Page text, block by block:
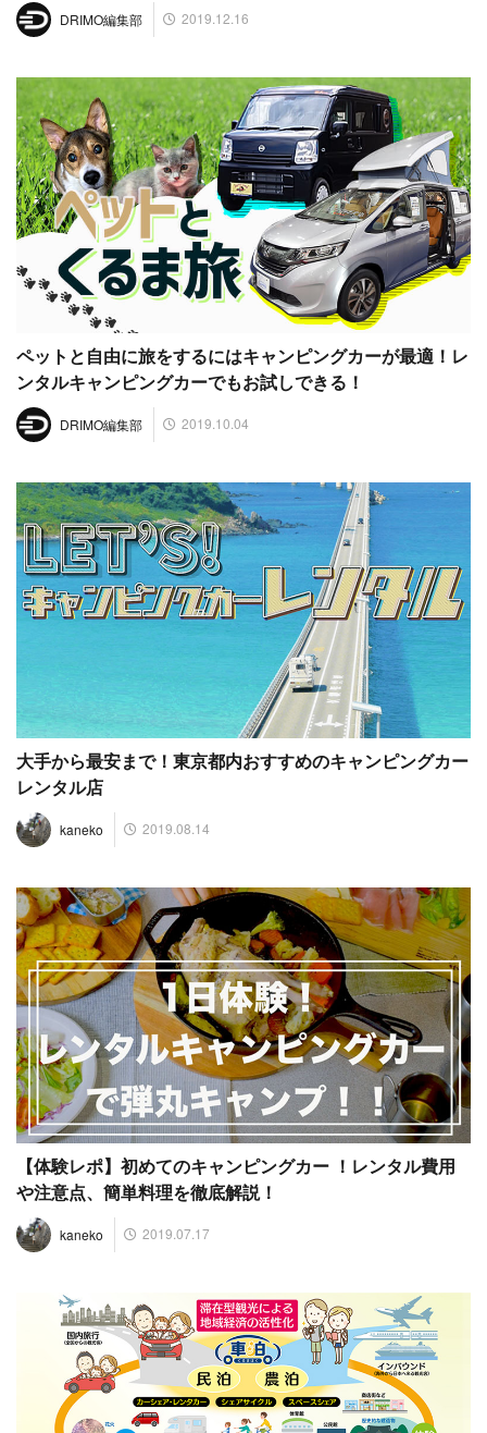
DRIMO編集部 2019.12.16
ペットと自由に旅をするにはキャンピングカーが最適！レ
ンタルキャンピングカーでもお試しできる！
DRIMO編集部 2019.10.04
大手から最安まで！東京都内おすすめのキャンピングカー
レンタル店
kaneko 2019.08.14
【体験レポ】初めてのキャンピングカー ！レンタル費用
や注意点、簡単料理を徹底解説！
kaneko 2019.07.17